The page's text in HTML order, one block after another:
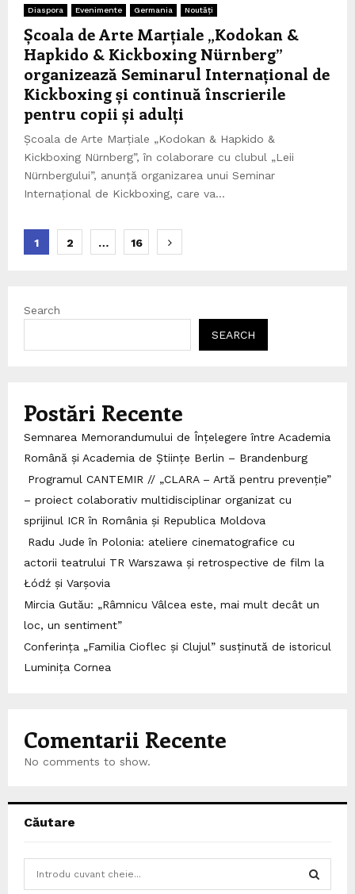
Diaspora Evenimente Germania Noutăți
Școala de Arte Marțiale „Kodokan &
Hapkido & Kickboxing Nürnberg”
organizează Seminarul Internațional de
Kickboxing și continuă înscrierile
pentru copii și adulți
Școala de Arte Marțiale „Kodokan & Hapkido &
Kickboxing Nürnberg”, în colaborare cu clubul „Leii
Nürnbergului”, anunță organizarea unui Seminar
Internațional de Kickboxing, care va...
Posts
1 2 … 16
Search
SEARCH
Postări Recente
Semnarea Memorandumului de Înțelegere între Academia
Română și Academia de Științe Berlin – Brandenburg
Programul CANTEMIR // „CLARA – Artă pentru prevenție”
– proiect colaborativ multidisciplinar organizat cu
sprijinul ICR în România și Republica Moldova
Radu Jude în Polonia: ateliere cinematografice cu
actorii teatrului TR Warszawa și retrospective de film la
Łódź și Varșovia
Mircia Gutău: „Râmnicu Vâlcea este, mai mult decât un
loc, un sentiment”
Conferința „Familia Cioflec și Clujul” susținută de istoricul
Luminița Cornea
Comentarii Recente
No comments to show.
Căutare